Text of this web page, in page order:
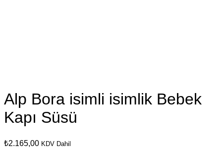
Alp Bora isimli isimlik Bebek
Kapı Süsü
₺2.165,00 KDV Dahil